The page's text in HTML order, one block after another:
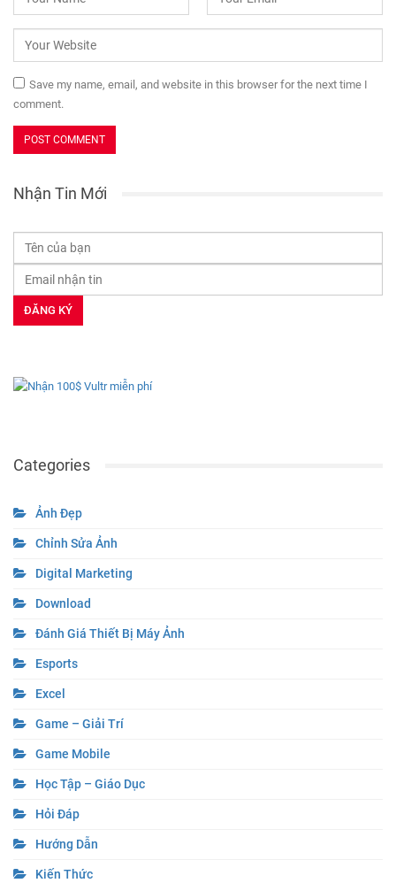
Save my name, email, and website in this browser for the next time I
comment.
Nhận Tin Mới
Categories
Ảnh Đẹp
Chỉnh Sửa Ảnh
Digital Marketing
Download
Đánh Giá Thiết Bị Máy Ảnh
Esports
Excel
Game – Giải Trí
Game Mobile
Học Tập – Giáo Dục
Hỏi Đáp
Hướng Dẫn
Kiến Thức